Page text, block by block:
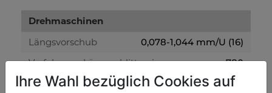
Drehmaschinen
Längsvorschub
0,078-1,044 mm/U (16)
Verfahrweg Längsschlitten in mm
780
Spindelbohrung in mm
52
Ihre Wahl bezüglich Cookies auf